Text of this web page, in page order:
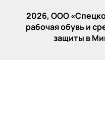
2026, ООО
рабочая обувь и
защиты в